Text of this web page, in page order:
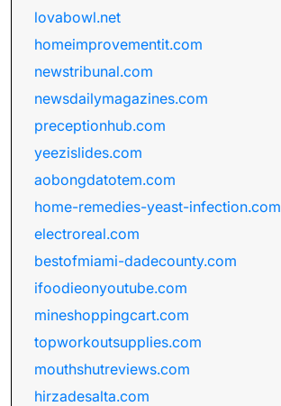
lovabowl.net
homeimprovementit.com
newstribunal.com
newsdailymagazines.com
preceptionhub.com
yeezislides.com
aobongdatotem.com
home-remedies-yeast-infection.com
electroreal.com
bestofmiami-dadecounty.com
ifoodieonyoutube.com
mineshoppingcart.com
topworkoutsupplies.com
mouthshutreviews.com
hirzadesalta.com